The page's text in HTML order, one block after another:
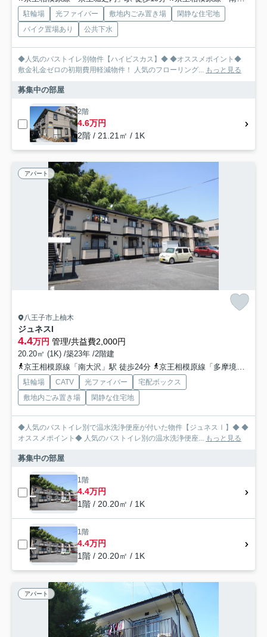
駐輪場 光ファイバー 敷地内ごみ置き場
閑静な住宅地
バイク置場あり
公共下水
◆人気のバストイレ別物件【ハイビスカス】◆ ◆オススメポイント◆
敷金礼金ゼロの初期費用軽減物件！ 人気のフローリング... もっと見る
募集中の部屋
2階
4.6万円
2階 / 21.21㎡ / 1K
アパート
八王子市上柚木
ジュネスI
4.4万円 管理/共益費2,000円
20.20㎡ (1K) /築23年 /2階建
京王相模原線「南大沢」駅 徒歩24分
京王相模原線「多摩境」駅 徒歩40分
駐輪場 CATV 光ファイバー
宅配ボックス
敷地内ごみ置き場
閑静な住宅地
◆人気のバストイレ別で温水洗浄便座が付いた物件【ジュネスⅠ】◆ ◆
オススメポイント◆ 人気のバストイレ別の温水洗浄便座... もっと見る
募集中の部屋
1階
4.4万円
1階 / 20.20㎡ / 1K
1階
4.4万円
1階 / 20.20㎡ / 1K
アパート